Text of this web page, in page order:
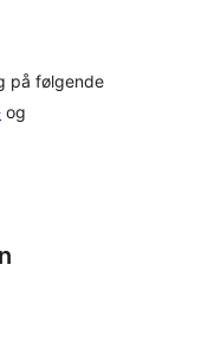
på følgende
og